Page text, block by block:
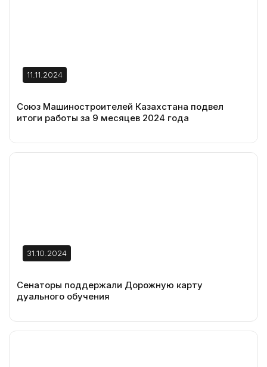
11.11.2024
Союз Машиностроителей Казахстана подвел
итоги работы за 9 месяцев 2024 года
31.10.2024
Сенаторы поддержали Дорожную карту
дуального обучения